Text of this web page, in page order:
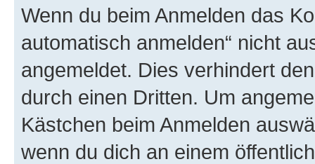
Wenn du beim Anmelden das
automatisch anmelden“ nicht
angemeldet. Dies verhindert
durch einen Dritten. Um
Kästchen beim Anmelden
wenn du dich an einem